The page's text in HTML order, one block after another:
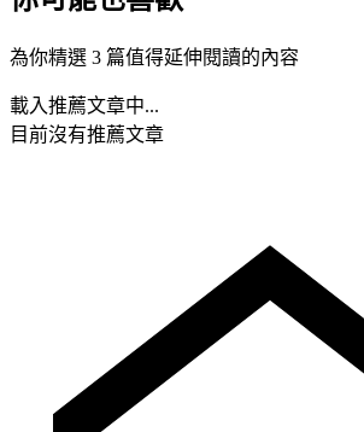
為你精選 3 篇值得延伸閱讀的內容
載入推薦文章中...
目前沒有推薦文章